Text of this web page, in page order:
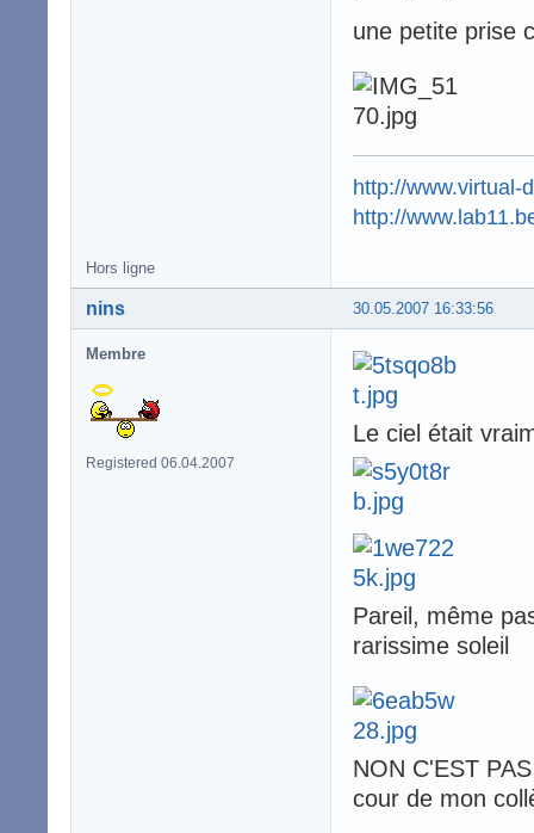
une petite prise
http://www.virtual-
http://
Hors ligne
30.05.2007 16:33:56
nins
Membre
Registered 06.04.2007
Le ciel était
Pareil, même
rarissime soleil
NON C'EST
cour de mon